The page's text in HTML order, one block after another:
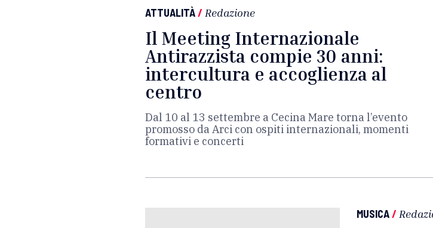
ATTUALITÀ/ Redazione
Il Meeting Internazionale
Antirazzista compie 30 anni:
intercultura e accoglienza al
centro
Dal 10 al 13 settembre a Cecina Mare torna l’evento
promosso da Arci con ospiti internazionali, momenti
formativi e concerti
MUSICA/